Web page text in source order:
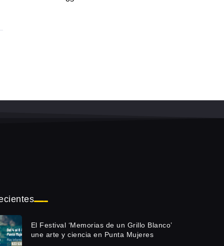
El Festival ‘Memorias de un Grillo Blanco’
une arte y ciencia en Punta Mujeres